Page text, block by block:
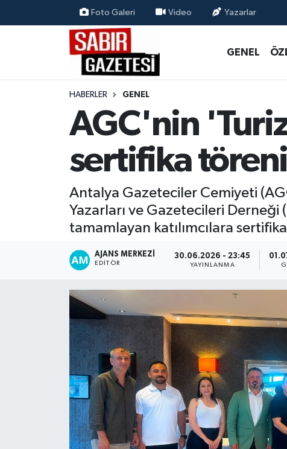
Foto Galeri Video Yazarlar
GENEL
HABERLER GENEL
AGC'nin
sertifika
Antalya Gazeteciler Cemiyeti
Yazarları ve Gazetecileri
tamamlayan katılımcılara
AJANS MERKEZI
EDITÖR
30.06.2026 - 23:45
YAYINLANMA
ÖZEL HABER
MAGAZİN
EKONOMİ
RESMİ İLANLAR
Osmaniye Nöbetçi Eczaneler
Osmaniye Hava Durumu
Osmaniye Trafik Yoğunluk Haritası
Süper Lig Puan Durumu ve Fikstür
Tüm Manşetler
Son Dakika Haberleri
Haber Arşivi